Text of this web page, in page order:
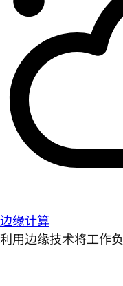
边缘计算
利用边缘技术将工作